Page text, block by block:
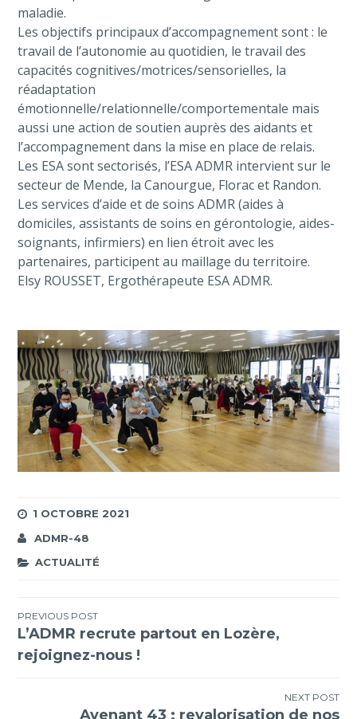
maladie.
Les objectifs principaux d’accompagnement sont : le
travail de l’autonomie au quotidien, le travail des
capacités cognitives/motrices/sensorielles, la
réadaptation
émotionnelle/relationnelle/comportementale mais
aussi une action de soutien auprès des aidants et
l’accompagnement dans la mise en place de relais.
Les ESA sont sectorisés, l’ESA ADMR intervient sur le
secteur de Mende, la Canourgue, Florac et Randon.
Les services d’aide et de soins ADMR (aides à
domiciles, assistants de soins en gérontologie, aides-
soignants, infirmiers) en lien étroit avec les
partenaires, participent au maillage du territoire.
Elsy ROUSSET, Ergothérapeute ESA ADMR.
1 OCTOBRE 2021
ADMR-48
ACTUALITÉ
Navigation
de
PREVIOUS POST
L’ADMR recrute partout en Lozère,
rejoignez-nous !
NEXT POST
Avenant 43 : revalorisation de nos